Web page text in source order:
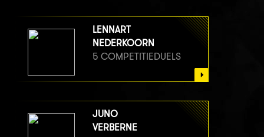
LENNART
NEDERKOORN
5 COMPETITIEDUELS
JUNO
VERBERNE